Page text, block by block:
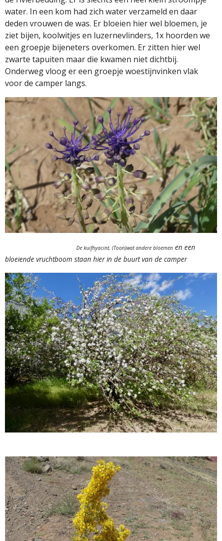
water. In een kom had zich water verzameld en daar
deden vrouwen de was. Er bloeien hier wel bloemen, je
ziet bijen, koolwitjes en luzernevlinders, 1x hoorden we
een groepje bijeneters overkomen. Er zitten hier wel
zwarte tapuiten maar die kwamen niet dichtbij.
Onderweg vloog er een groepje woestijnvinken vlak
voor de camper langs.
De kuifhyacint, (Toon)wat andere bloemen en een
bloeiende vruchtboom staan hier in de buurt van de camper